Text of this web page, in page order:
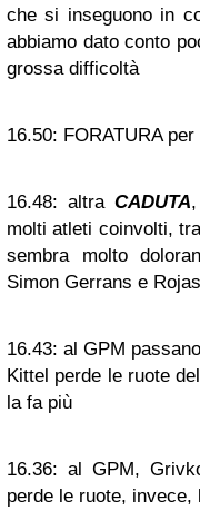
che si inseguono in
abbiamo dato conto
grossa difficoltà
16.50: FORATURA
16.48: altra CADUTA
molti atleti coinvolti,
sembra molto
Simon Gerrans e Rojas
16.43: al GPM
Kittel perde le ruote
la fa più
16.36: al GPM,
perde le ruote, invece,